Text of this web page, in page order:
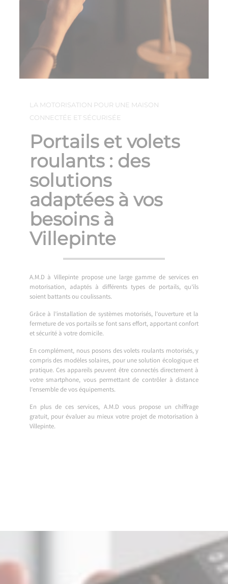
LA MOTORISATION POUR UNE MAISON
CONNECTÉE ET SÉCURISÉE
Portails et volets
roulants : des
solutions
adaptées à vos
besoins à
Villepinte
A.M.D à Villepinte propose une large gamme de services en
motorisation, adaptés à différents types de portails, qu’ils
soient battants ou coulissants.
Grâce à l’installation de systèmes motorisés, l’ouverture et la
fermeture de vos portails se font sans effort, apportant confort
et sécurité à votre domicile.
En complément, nous posons des volets roulants motorisés, y
compris des modèles solaires, pour une solution écologique et
pratique. Ces appareils peuvent être connectés directement à
votre smartphone, vous permettant de contrôler à distance
l’ensemble de vos équipements.
En plus de ces services, A.M.D vous propose un chiffrage
gratuit, pour évaluer au mieux votre projet de motorisation à
Villepinte.